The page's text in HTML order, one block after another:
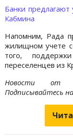
Банки предлагают
Кабмина
Напомним, Рада
жилищном учете
того,
переселенцев из
Новости от
Подписывайтесь